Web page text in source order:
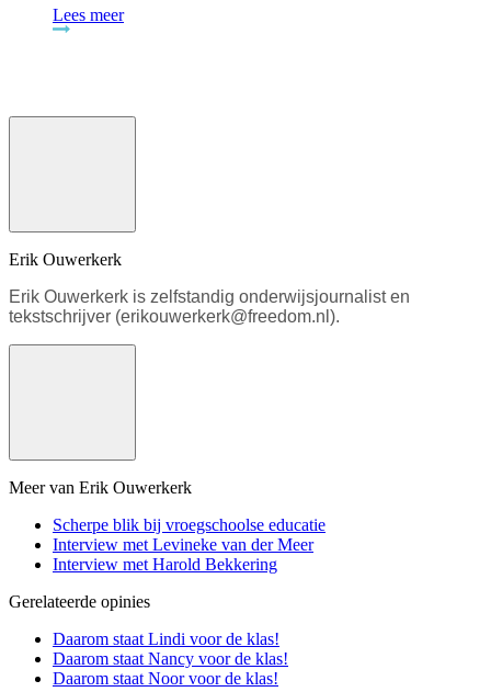
Lees meer
Erik Ouwerkerk
Erik Ouwerkerk is zelfstandig onderwijsjournalist en
tekstschrijver (erikouwerkerk@freedom.nl).
Meer van Erik Ouwerkerk
Scherpe blik bij vroegschoolse educatie
Interview met Levineke van der Meer
Interview met Harold Bekkering
Gerelateerde opinies
Daarom staat Lindi voor de klas!
Daarom staat Nancy voor de klas!
Daarom staat Noor voor de klas!